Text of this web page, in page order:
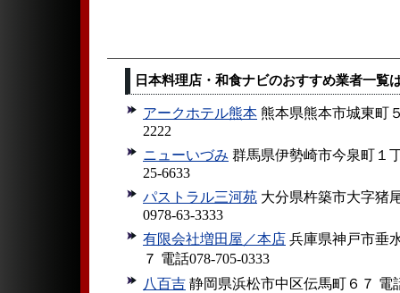
日本料理店・和食ナビのおすすめ業者一覧
アークホテル熊本 熊本県熊本市城東町
2222
ニューいづみ 群馬県伊勢崎市今泉町１
25-6633
パストラル三河苑 大分県杵築市大字猪
0978-63-3333
有限会社増田屋／本店 兵庫県神戸市垂
７ 電話078-705-0333
八百吉 静岡県浜松市中区伝馬町６７ 電